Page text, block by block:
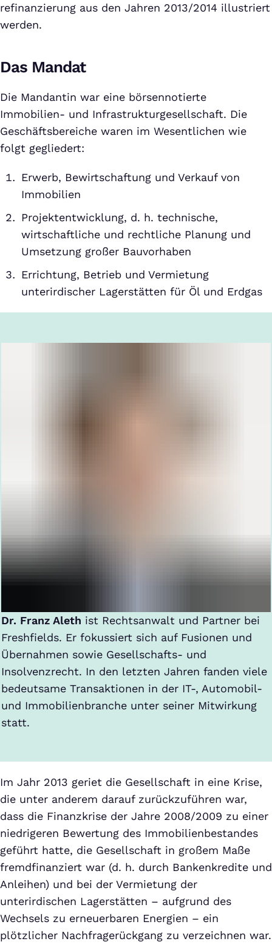
refinanzierung aus den Jahren 2013/2014 illustriert
werden.
Das Mandat
Die Mandantin war eine börsennotierte
Immobilien- und Infrastrukturgesellschaft. Die
Geschäftsbereiche waren im Wesentlichen wie
folgt gegliedert:
Erwerb, Bewirtschaftung und Verkauf von
Immobilien
Projektentwicklung, d. h. technische,
wirtschaftliche und rechtliche Planung und
Umsetzung großer Bauvorhaben
Errichtung, Betrieb und Vermietung
unterirdischer Lagerstätten für Öl und Erdgas
Dr. Franz Aleth ist Rechtsanwalt und Partner bei
Freshfields. Er fokussiert sich auf Fusionen und
Übernahmen sowie Gesellschafts- und
Insolvenzrecht. In den letzten Jahren fanden viele
bedeutsame Transaktionen in der IT-, Automobil-
und Immobilienbranche unter seiner Mitwirkung
statt.
Im Jahr 2013 geriet die Gesellschaft in eine Krise,
die unter anderem darauf zurückzuführen war,
dass die Finanzkrise der Jahre 2008/2009 zu einer
niedrigeren Bewertung des Immobilienbestandes
geführt hatte, die Gesellschaft in großem Maße
fremdfinanziert war (d. h. durch Bankenkredite und
Anleihen) und bei der Vermietung der
unterirdischen Lagerstätten – aufgrund des
Wechsels zu erneuerbaren Energien – ein
plötzlicher Nachfragerückgang zu verzeichnen war.